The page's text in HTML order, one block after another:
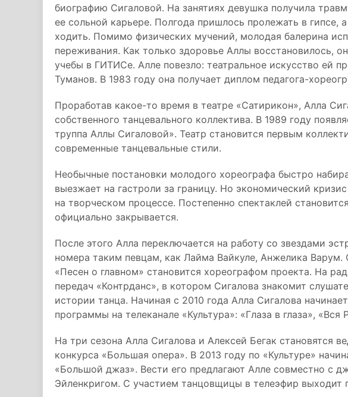
биографию Сигаловой. На занятиях девушка получила
ее сольной карьере. Полгода пришлось пролежать в гипсе,
ходить. Помимо физических мучений, молодая балерина
переживания. Как только здоровье Аллы восстановилось,
учебы в ГИТИСе. Алле повезло: театральное искусство ей
Туманов. В 1983 году она получает диплом педагога-
Проработав какое-то время в театре «Сатирикон», Алла
собственного танцевального коллектива. В 1989 году
труппа Аллы Сигаловой». Театр становится первым
современные танцевальные стили.
Необычные постановки молодого хореографа быстро
выезжает на гастроли за границу. Но экономический
на творческом процессе. Постепенно спектаклей
официально закрывается.
После этого Алла переключается на работу со звездами
номера таким певцам, как Лайма Вайкуле, Анжелика Варум.
«Песен о главном» становится хореографом проекта. На
передач «Контрданс», в котором Сигалова знакомит
истории танца. Начиная с 2010 года Алла Сигалова
программы на телеканале «Культура»: «Глаза в глаза», «Вся
На три сезона Алла Сигалова и Алексей Бегак становятся
конкурса «Большая опера». В 2013 году по «Культуре»
«Большой джаз». Вести его предлагают Алле совместно с
Эйленкригом. С участием танцовщицы в телеэфир выходит